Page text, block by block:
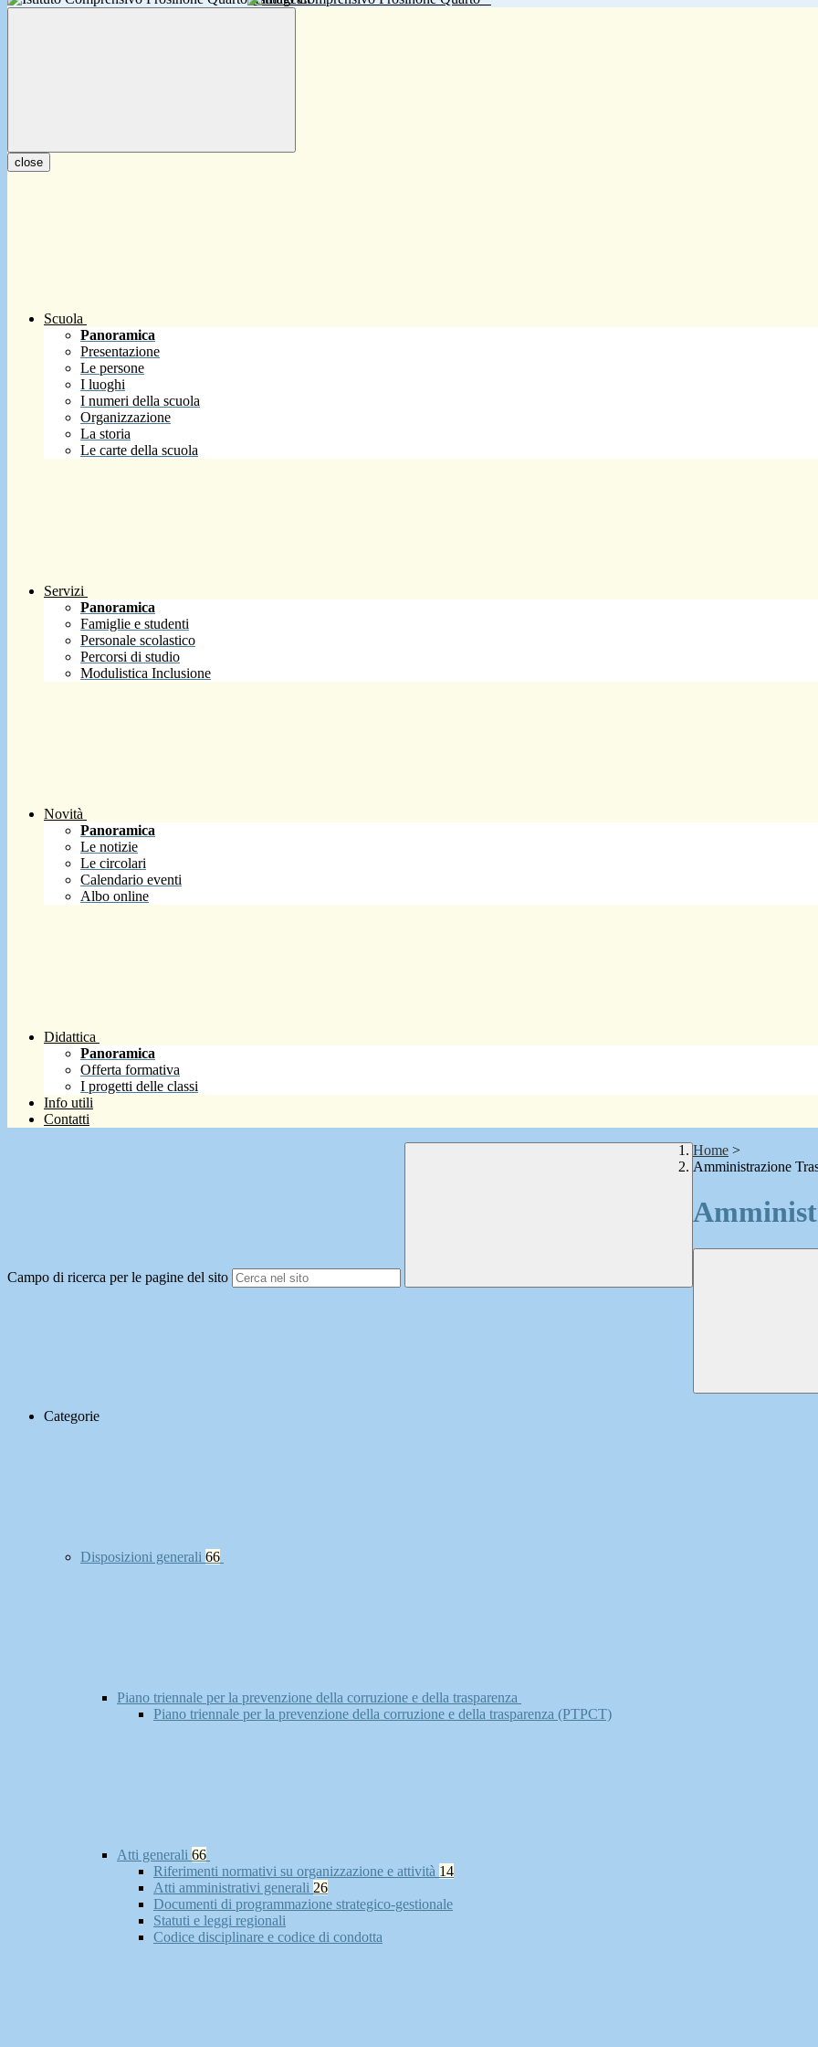
close
Scuola
Panoramica
Presentazione
Le persone
I luoghi
I numeri della scuola
Organizzazione
La storia
Le carte della scuola
Servizi
Panoramica
Famiglie e studenti
Personale scolastico
Percorsi di studio
Modulistica Inclusione
Novità
Panoramica
Le notizie
Le circolari
Calendario eventi
Albo online
Didattica
Panoramica
Offerta formativa
I progetti delle classi
Info utili
Contatti
Campo di ricerca per le pagine del sito
Home >
Amministrazione
Categorie
Disposizioni generali 66
Piano triennale per la prevenzione della corruzione e della trasparenza
Piano triennale per la prevenzione della corruzione e della trasparenza (PTPCT)
Atti generali 66
Riferimenti normativi su organizzazione e attività 14
Atti amministrativi generali 26
Documenti di programmazione strategico-gestionale
Statuti e leggi regionali
Codice disciplinare e codice di condotta